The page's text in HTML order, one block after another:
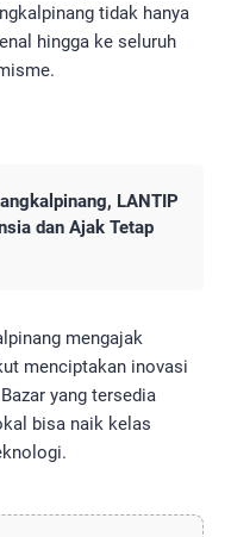
tidak hanya
hingga ke seluruh
LANTIP
dan Ajak Tetap
mengajak
menciptakan inovasi
yang tersedia
bisa naik kelas